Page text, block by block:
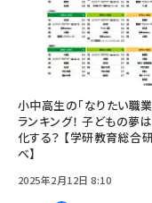
小中高生の「なりたい職
ランキング！ 子どもの夢
化する？ 【学研教育総合
べ】
2025年2月12日 8:10